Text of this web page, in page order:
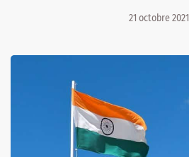
21 octobre 2021